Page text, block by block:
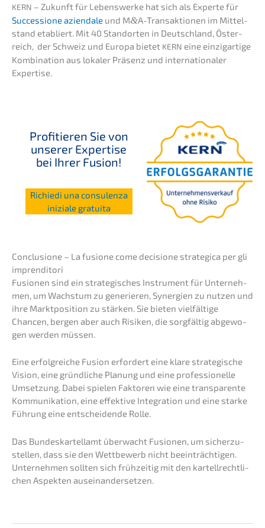
KERN – Zukunft für Lebens­wer­ke hat sich als Exper­te für
Succes­sio­ne aziend­a­le und M&A-Transaktionen im Mittel­
stand etabliert. Mit 40 Stand­or­ten in Deutsch­land, Öster­
reich, der Schweiz und Europa bietet KERN eine einzig­ar­ti­ge
Kombi­na­ti­on aus lokaler Präsenz und inter­na­tio­na­ler
Expertise.
Profi­tie­ren Sie von
unserer Exper­ti­se
bei Ihrer Fusion!
Richie­di una consu­len­za
inizia­le gratuita
Conclu­sio­ne – La fusio­ne come decis­io­ne strate­gi­ca per gli
imprenditori
Fusio­nen sind ein strate­gi­sches Instru­ment für Unter­neh­
men, um Wachs­tum zu generie­ren, Syner­gien zu nutzen und
ihre Markt­po­si­ti­on zu stärken. Sie bieten vielfäl­ti­ge
Chancen, bergen aber auch Risiken, die sorgfäl­tig abgewo­
gen werden müssen.
Eine erfolg­rei­che Fusion erfor­dert eine klare strate­gi­sche
Vision, eine gründ­li­che Planung und eine profes­sio­nel­le
Umset­zung. Dabei spielen Fakto­ren wie eine trans­pa­ren­te
Kommu­ni­ka­ti­on, eine effek­ti­ve Integra­ti­on und eine starke
Führung eine entschei­den­de Rolle.
Das Bundes­kar­tell­amt überwacht Fusio­nen, um sicher­zu­
stel­len, dass sie den Wettbe­werb nicht beein­träch­ti­gen.
Unter­neh­men sollten sich frühzei­tig mit den kartell­recht­li­
chen Aspek­ten auseinandersetzen.